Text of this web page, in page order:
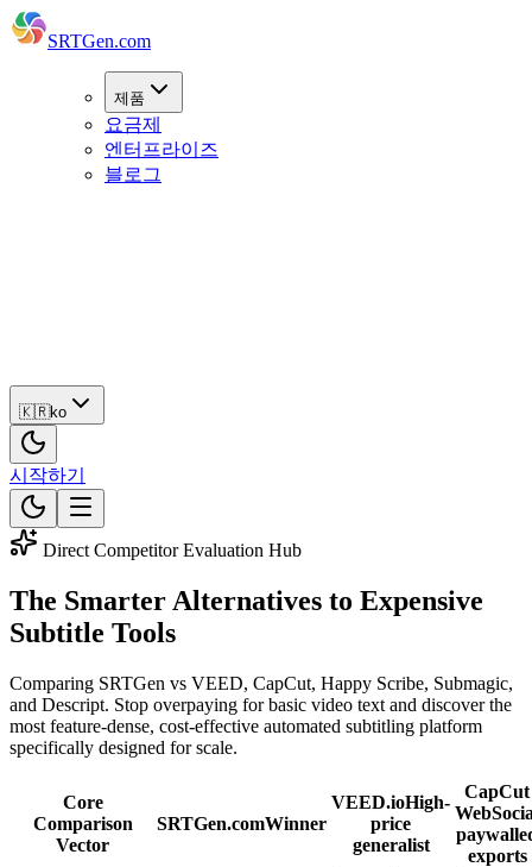
SRTGen.com
제품
요금제
엔터프라이즈
블로그
🇰🇷ko
시작하기
Direct Competitor Evaluation Hub
The Smarter Alternatives to Expensive
Subtitle Tools
Comparing SRTGen vs VEED, CapCut, Happy Scribe, Submagic,
and Descript. Stop overpaying for basic video text and discover the
most feature-dense, cost-effective automated subtitling platform
specifically designed for scale.
Core
Comparison
Vector
SRTGen.comWinner
VEED.ioHigh-
price
generalist
CapCut
Web
exports